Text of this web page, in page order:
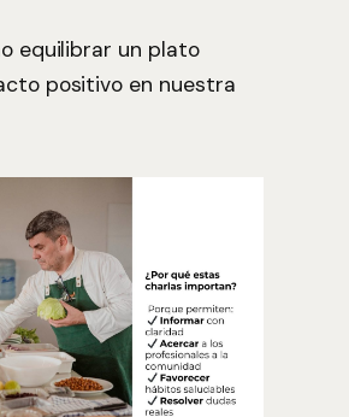
equilibrar un plato
positivo en nuestra